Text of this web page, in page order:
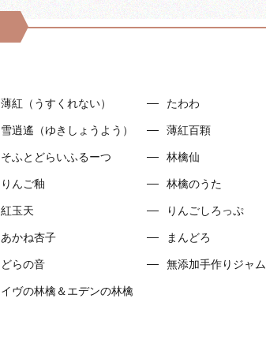
薄紅（うすくれない） たわわ
雪逍遙（ゆきしょうよう） 薄紅百顆
そふとどらいふるーつ 林檎仙
りんご釉 林檎のうた
紅玉天 りんごしろっぷ
あかね杏子 まんどろ
どらの音 無添加手作りジャム
イヴの林檎＆エデンの林檎